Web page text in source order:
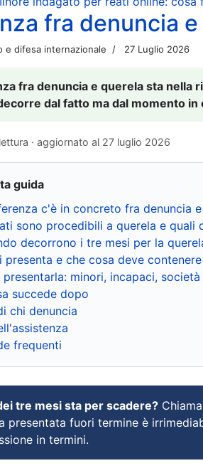
fra denuncia
e difesa internazionale 27 Luglio 2026
fra denuncia e querela sta nella
dal fatto ma dal momento in
· aggiornato al 27 luglio 2026
guida
c'è in concreto fra denuncia
sono procedibili a querela e quali
decorrono i tre mesi per la
presenta e che cosa deve contenere
presentarla: minori, incapaci, società
succede dopo
chi denuncia
frequenti
tre mesi sta per scadere? Chiama
presentata fuori termine è
in termini.